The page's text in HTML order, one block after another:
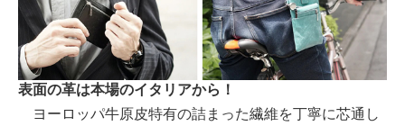
表面の革は本場のイタリアから！
ヨーロッパ牛原皮特有の詰まった繊維を丁寧に芯通し